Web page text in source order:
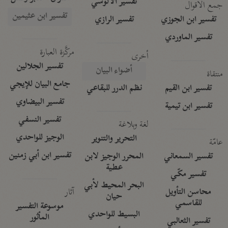
جمع الأقوال
تفسير ابن الجوزي
تفسير الماوردي
منتقاة
تفسير ابن القيم
تفسير ابن تيمية
عامّة
تفسير السمعاني
تفسير مكّي
محاسن التأويل
للقاسمي
تفسير الثعالبي
تفسير الرازي
أخرى
أضواء البيان
نظم الدرر للبقاعي
لغة وبلاغة
التحرير والتنوير
المحرر الوجيز لابن
عطية
البحر المحيط لأبي
حيان
البسيط للواحدي
تفسير ابن عثيمين
مركَّزة العبارة
تفسير الجلالين
جامع البيان للإيجي
تفسير البيضاوي
تفسير النسفي
الوجيز للواحدي
تفسير ابن أبي زمنين
آثار
موسوعة التفسير
المأثور